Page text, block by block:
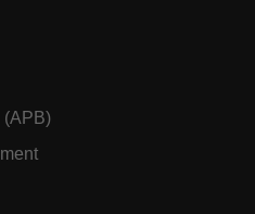
(APB)